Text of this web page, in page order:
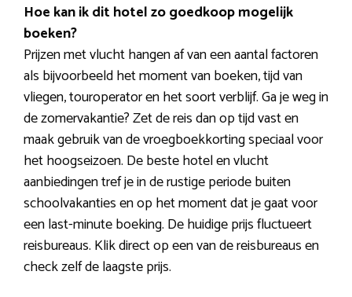
Hoe kan ik dit hotel zo goedkoop mogelijk
boeken?
Prijzen met vlucht hangen af van een aantal factoren
als bijvoorbeeld het moment van boeken, tijd van
vliegen, touroperator en het soort verblijf. Ga je weg in
de zomervakantie? Zet de reis dan op tijd vast en
maak gebruik van de vroegboekkorting speciaal voor
het hoogseizoen. De beste hotel en vlucht
aanbiedingen tref je in de rustige periode buiten
schoolvakanties en op het moment dat je gaat voor
een last-minute boeking. De huidige prijs fluctueert
reisbureaus. Klik direct op een van de reisbureaus en
check zelf de laagste prijs.